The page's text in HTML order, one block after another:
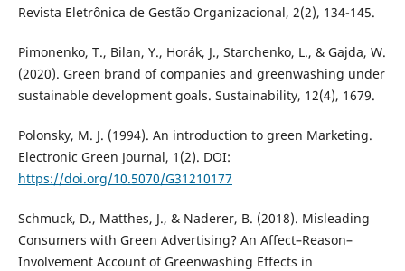
Revista Eletrônica de Gestão Organizacional, 2(2), 134-145.
Pimonenko, T., Bilan, Y., Horák, J., Starchenko, L., & Gajda, W.
(2020). Green brand of companies and greenwashing under
sustainable development goals. Sustainability, 12(4), 1679.
Polonsky, M. J. (1994). An introduction to green Marketing.
Electronic Green Journal, 1(2). DOI:
https://doi.org/10.5070/G31210177
Schmuck, D., Matthes, J., & Naderer, B. (2018). Misleading
Consumers with Green Advertising? An Affect–Reason–
Involvement Account of Greenwashing Effects in